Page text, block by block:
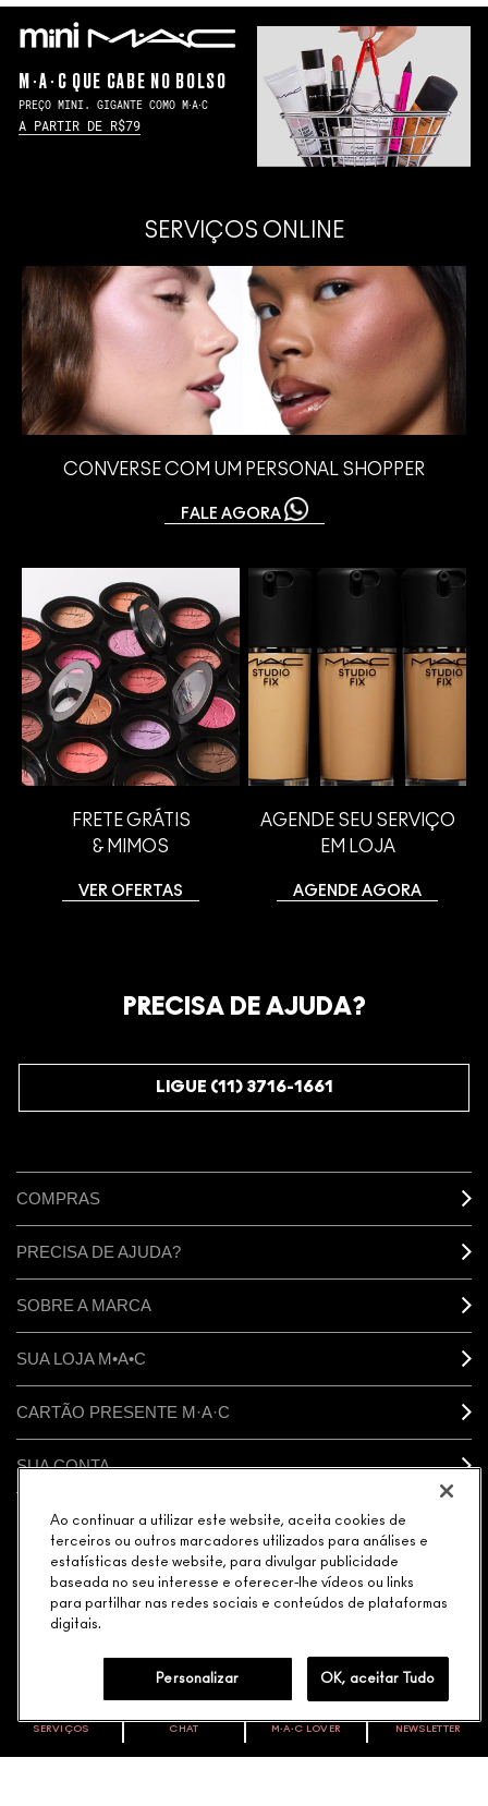
M∙A∙C QUE CABE NO BOLSO
PREÇO MINI. GIGANTE COMO M∙A∙C
A PARTIR DE R$79
SERVIÇOS ONLINE
CONVERSE COM UM PERSONAL SHOPPER
FALE AGORA
FRETE GRÁTIS
& MIMOS
VER OFERTAS
AGENDE SEU SERVIÇO
EM LOJA
AGENDE AGORA
VOCÊ É M·A·C LOVER?
SERVIÇOS CHAT M∙A∙C LOVER NEWSLETTER
PRECISA DE AJUDA?
LIGUE (11) 3716-1661
COMPRAS
PRECISA DE AJUDA?
SOBRE A MARCA
SUA LOJA M•A•C
CARTÃO PRESENTE M·A·C
SUA CONTA
CONECTAR
TERMOS & CONDIÇÕES
POLÍTICA M·A·C CONTRA FALSIFICADOS
MUNDIAIS RESERVADOS.
Ao continuar a utilizar este website, aceita cookies de
terceiros ou outros marcadores utilizados para análises e
estatísticas deste website, para divulgar publicidade
baseada no seu interesse e oferecer-lhe vídeos ou links
para partilhar nas redes sociais e conteúdos de plataformas
digitais.
Personalizar OK, aceitar Tudo